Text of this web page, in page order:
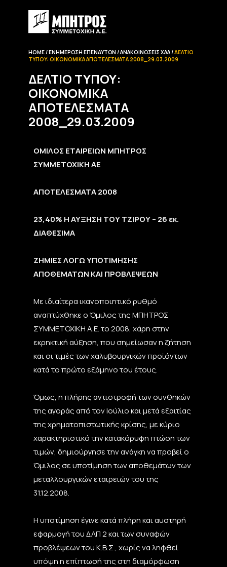
HOME ΕΝΗΜΈΡΩΣΗ EΠΕΝΔΥΤΏΝ ΑΝΑΚΟΙΝΏΣΕΙΣ ΧΑΑ ΔΕΛΤΊΟ
ΤΎΠΟΥ: ΟΙΚΟΝΟΜΙΚΆ ΑΠΟΤΕΛΈΣΜΑΤΑ 2008_29.03.2009
ΔΕΛΤΊΟ ΤΎΠΟΥ:
ΟΙΚΟΝΟΜΙΚΆ
ΑΠΟΤΕΛΈΣΜΑΤΑ
2008_29.03.2009
ΟΜΙΛΟΣ ΕΤΑΙΡΕΙΩΝ ΜΠΗΤΡΟΣ
ΣΥΜΜΕΤΟΧΙΚΗ ΑΕ
ΑΠΟΤΕΛΕΣΜΑΤΑ 2008
23,40% Η ΑΥΞΗΣΗ ΤΟΥ ΤΖΙΡΟΥ – 26 εκ.
ΔΙΑΘΕΣΙΜΑ
ΖΗΜΙΕΣ ΛΟΓΩ ΥΠΟΤΙΜΗΣΗΣ
ΑΠΟΘΕΜΑΤΩΝ ΚΑΙ ΠΡΟΒΛΕΨΕΩΝ
Με ιδιαίτερα ικανοποιητικό ρυθμό
αναπτύχθηκε ο Όμιλος της ΜΠΗΤΡΟΣ
ΣΥΜΜΕΤΟΧΙΚΗ Α.Ε. το 2008, χάρη στην
εκρηκτική αύξηση, που σημείωσαν η ζήτηση
και οι τιμές των χαλυβουργικών προϊόντων
κατά το πρώτο εξάμηνο του έτους.
Όμως, η πλήρης αντιστροφή των συνθηκών
της αγοράς από τον Ιούλιο και μετά εξαιτίας
της χρηματοπιστωτικής κρίσης, με κύριο
χαρακτηριστικό την κατακόρυφη πτώση των
τιμών, δημιούργησε την ανάγκη να προβεί ο
Όμιλος σε υποτίμηση των αποθεμάτων των
μεταλλουργικών εταιρειών του της
31.12.2008.
Η υποτίμηση έγινε κατά πλήρη και αυστηρή
εφαρμογή του ΔΛΠ 2 και των συναφών
προβλέψεων του Κ.Β.Σ., χωρίς να ληφθεί
υπόψη η επίπτωσή της στη διαμόρφωση